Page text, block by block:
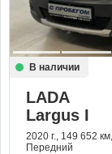
В наличии
LADA
Largus I
2020 г., 149 652
Передний